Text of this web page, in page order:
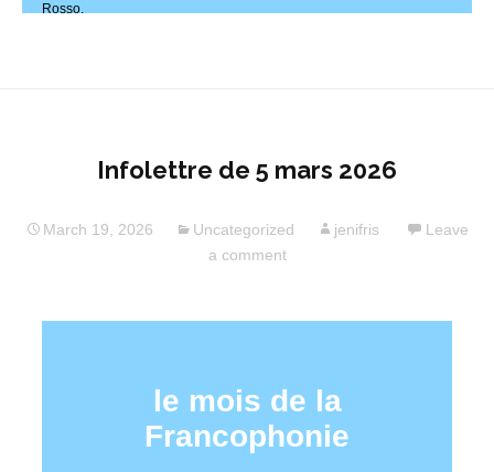
Infolettre de 5 mars 2026
March 19, 2026 Uncategorized jenifris
Leave
a comment